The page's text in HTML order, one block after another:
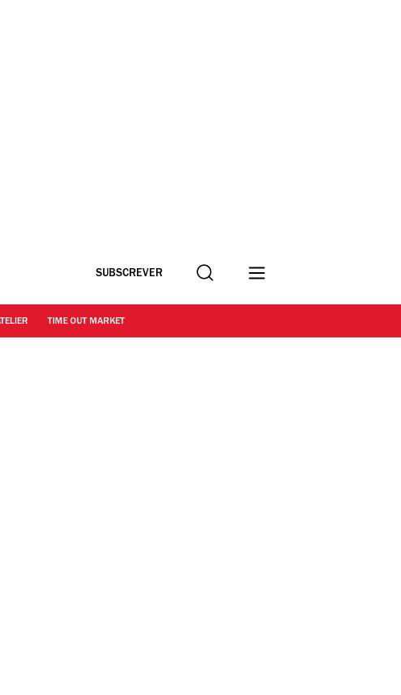
SUBSCREVER Procurar
TIME OUT MARKET